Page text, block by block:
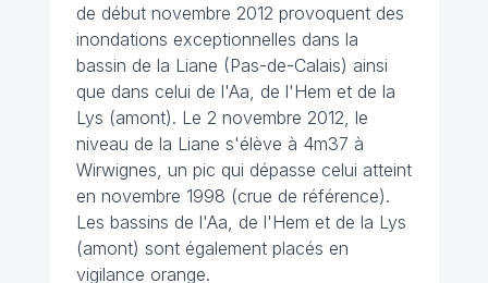
de début novembre 2012 provoquent des
inondations exceptionnelles dans la
bassin de la Liane (Pas-de-Calais) ainsi
que dans celui de l'Aa, de l'Hem et de la
Lys (amont). Le 2 novembre 2012, le
niveau de la Liane s'élève à 4m37 à
Wirwignes, un pic qui dépasse celui atteint
en novembre 1998 (crue de référence).
Les bassins de l'Aa, de l'Hem et de la Lys
(amont) sont également placés en
vigilance orange.